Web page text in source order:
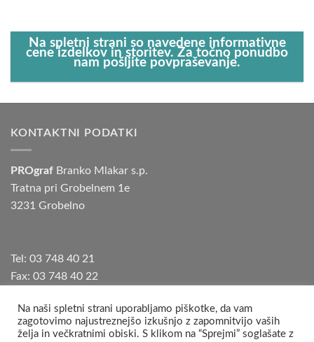
Na spletni strani so navedene informativne
cene izdelkov in storitev. Za točno ponudbo
nam pošljite povpraševanje.
KONTAKTNI PODATKI
PROgraf Branko Mlakar s.p.
Tratna pri Grobelnem 1e
3231 Grobelno
Tel: 03 748 40 21
Fax: 03 748 40 22
E-mail: info@pro-graf.com
Na naši spletni strani uporabljamo piškotke, da vam
zagotovimo najustreznejšo izkušnjo z zapomnitvijo vaših
želja in večkratnimi obiski. S klikom na “Sprejmi” soglašate z